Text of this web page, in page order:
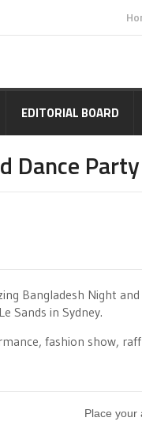
EDITORIAL BOARD
Dance Party
Bangladesh Night
Sands in Sydney.
fashion show,
Place your